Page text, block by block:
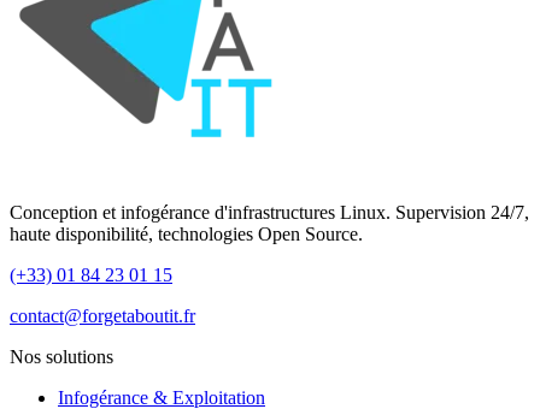
Conception et infogérance d'infrastructures Linux. Supervision 24/7,
haute disponibilité, technologies Open Source.
(+33) 01 84 23 01 15
contact@forgetaboutit.fr
Nos solutions
Infogérance & Exploitation